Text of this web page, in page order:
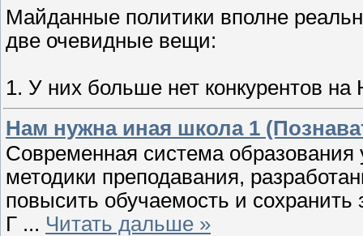
Майданные политики вполне
две очевидные вещи:
1. У них больше нет конкурентов
Нам нужна иная школа 1
Современная система образования
методики преподавания,
повысить обучаемость и сохранить
Г ... Читать дальше »